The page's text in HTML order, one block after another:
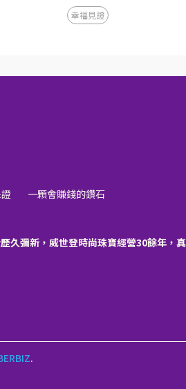
幸福見證
一顆會賺錢的鑽石
久彌新，威世登時尚珠寶經營30餘年，真
.